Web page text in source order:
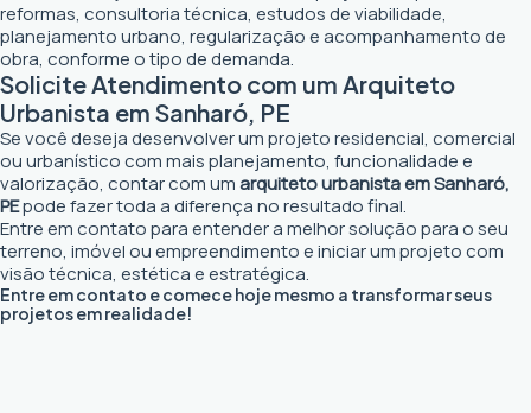
reformas, consultoria técnica, estudos de viabilidade,
planejamento urbano, regularização e acompanhamento de
obra, conforme o tipo de demanda.
Solicite Atendimento com um Arquiteto
Urbanista em Sanharó, PE
Se você deseja desenvolver um projeto residencial, comercial
ou urbanístico com mais planejamento, funcionalidade e
valorização, contar com umarquiteto urbanista em Sanharó,
PEpode fazer toda a diferença no resultado final.
Entre em contato para entender a melhor solução para o seu
terreno, imóvel ou empreendimento e iniciar um projeto com
visão técnica, estética e estratégica.
Entre em contato e comece hoje mesmo a transformar seus
projetos em realidade!